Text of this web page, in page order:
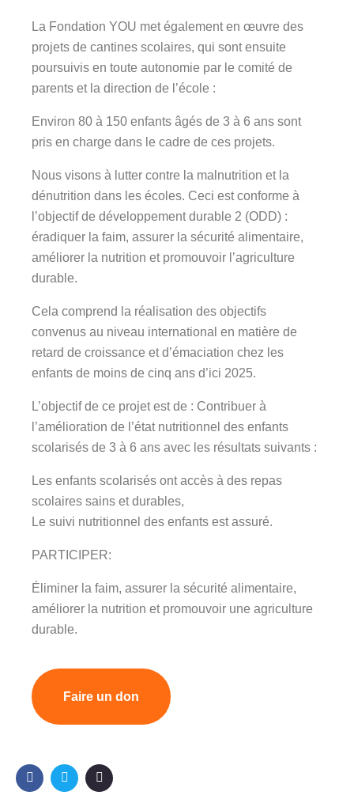
La Fondation YOU met également en œuvre des
projets de cantines scolaires, qui sont ensuite
poursuivis en toute autonomie par le comité de
parents et la direction de l’école :
Environ 80 à 150 enfants âgés de 3 à 6 ans sont
pris en charge dans le cadre de ces projets.
Nous visons à lutter contre la malnutrition et la
dénutrition dans les écoles. Ceci est conforme à
l’objectif de développement durable 2 (ODD) :
éradiquer la faim, assurer la sécurité alimentaire,
améliorer la nutrition et promouvoir l’agriculture
durable.
Cela comprend la réalisation des objectifs
convenus au niveau international en matière de
retard de croissance et d’émaciation chez les
enfants de moins de cinq ans d’ici 2025.
L’objectif de ce projet est de : Contribuer à
l’amélioration de l’état nutritionnel des enfants
scolarisés de 3 à 6 ans avec les résultats suivants :
Les enfants scolarisés ont accès à des repas
scolaires sains et durables,
Le suivi nutritionnel des enfants est assuré.
PARTICIPER:
Éliminer la faim, assurer la sécurité alimentaire,
améliorer la nutrition et promouvoir une agriculture
durable.
Faire un don